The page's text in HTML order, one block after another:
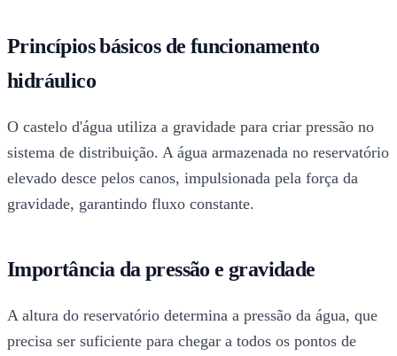
Princípios básicos de funcionamento
hidráulico
O castelo d'água utiliza a gravidade para criar pressão no
sistema de distribuição. A água armazenada no reservatório
elevado desce pelos canos, impulsionada pela força da
gravidade, garantindo fluxo constante.
Importância da pressão e gravidade
A altura do reservatório determina a pressão da água, que
precisa ser suficiente para chegar a todos os pontos de